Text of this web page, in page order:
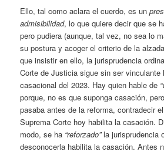
Ello, tal como aclara el cuerdo, es un
admisibilidad, lo que quiere decir que se
pero pudiera (aunque, tal vez, no sea lo
su postura y acoger el criterio de la
que insistir en ello, la jurisprudencia
Corte de Justicia sigue sin ser vinculante
casacional del 2023. Hay quien hable de
porque, no es que suponga casación,
pasaba antes de la reforma, contradecir
Suprema Corte hoy habilita la casación.
modo, se ha “reforzado”la jurisprudencia
desconocerla habilita la casación. Antes